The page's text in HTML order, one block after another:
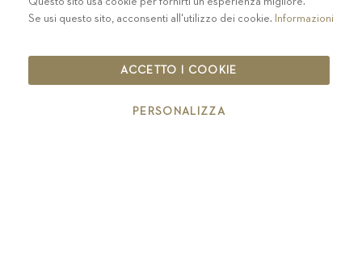
PRIVACY-COLOPHON - COOKIE POLICY
CODICE ETICO
IT00126670215
Se usi questo sito, acconsenti all'utilizzo dei cookie. Informazioni
ACCETTO I COOKIE
PERSONALIZZA